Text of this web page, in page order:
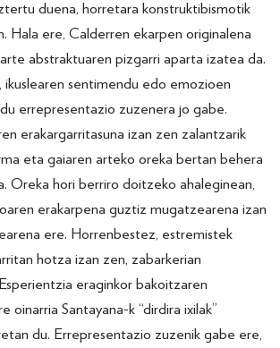
duena, horretara konstruktibismotik
Hala ere, Calderren ekarpen originalena
abstraktuaren pizgarri aparta izatea da.
sentimendu edo emozioen
errepresentazio zuzenera jo gabe.
erakargarritasuna izan zen zalantzarik
eta gaiaren arteko oreka bertan behera
Oreka hori berriro doitzeko ahaleginean,
erakarpena guztiz mugatzearena izan
ere. Horrenbestez, estremistek
hotza izan zen, zabarkerian
eraginkor bakoitzaren
oinarria Santayana-k “dirdira ixilak”
du. Errepresentazio zuzenik gabe ere,